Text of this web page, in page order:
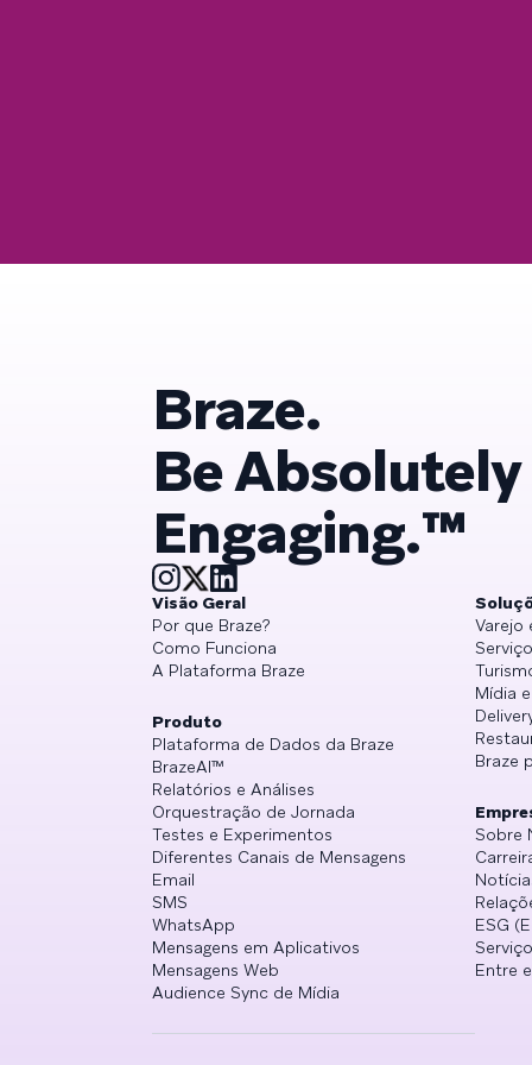
Braze.
Be Absolutely
Engaging.™
Visão Geral
Por que Braze?
Como Funciona
A Plataforma Braze
Produto
Plataforma de Dados da Braze
BrazeAI™
Relatórios e Análises
Orquestração de Jornada
Testes e Experimentos
Diferentes Canais de Mensagens
Email
SMS
WhatsApp
Mensagens em Aplicativos
Mensagens Web
Audience Sync de Mídia
Varejo
Mídia
Braze
Sobre
ESG
Entre